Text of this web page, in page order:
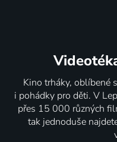
Kino trháky, oblíbené
i pohádky pro děti. V
přes 15 000 různých
tak jednoduše